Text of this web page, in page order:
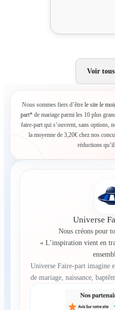
Voir tous
Nous sommes fiers d’être le site le
part*de mariage parmi les 10 plus
faire-part qui s’ouvrent, sans options,
la moyenne de 3,20€ chez nos
réductions
Universe
Nous créons pour
« L’inspiration vient en
Universe Faire-part imagine
de mariage, naissance,